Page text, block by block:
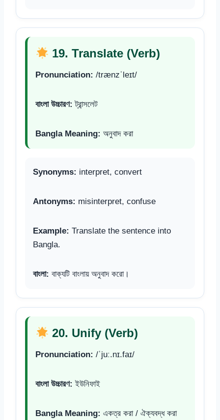
19. Translate (Verb)
Pronunciation: /trænzˈleɪt/
বাংলা উচ্চারণ: ট্রান্সলেট
Bangla Meaning: অনুবাদ করা
Synonyms: interpret, convert
Antonyms: misinterpret, confuse
Example: Translate the sentence into
Bangla.
বাংলা: বাক্যটি বাংলায় অনুবাদ করো।
20. Unify (Verb)
Pronunciation: /ˈjuː.nɪ.faɪ/
বাংলা উচ্চারণ: ইউনিফাই
Bangla Meaning: একত্র করা / ঐক্যবদ্ধ করা